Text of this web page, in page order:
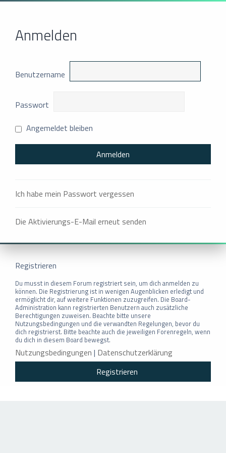
Anmelden
Benutzername
Passwort
Angemeldet bleiben
Ich habe mein Passwort vergessen
Die Aktivierungs-E-Mail erneut senden
Registrieren
Du musst in diesem Forum registriert sein, um dich anmelden zu
können. Die Registrierung ist in wenigen Augenblicken erledigt und
ermöglicht dir, auf weitere Funktionen zuzugreifen. Die Board-
Administration kann registrierten Benutzern auch zusätzliche
Berechtigungen zuweisen. Beachte bitte unsere
Nutzungsbedingungen und die verwandten Regelungen, bevor du
dich registrierst. Bitte beachte auch die jeweiligen Forenregeln, wenn
du dich in diesem Board bewegst.
Nutzungsbedingungen | Datenschutzerklärung
Registrieren